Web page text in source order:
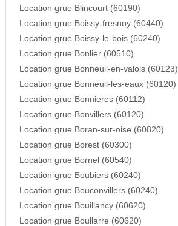
Location grue Blincourt (60190)
Location grue Boissy-fresnoy (60440)
Location grue Boissy-le-bois (60240)
Location grue Bonlier (60510)
Location grue Bonneuil-en-valois (60123)
Location grue Bonneuil-les-eaux (60120)
Location grue Bonnieres (60112)
Location grue Bonvillers (60120)
Location grue Boran-sur-oise (60820)
Location grue Borest (60300)
Location grue Bornel (60540)
Location grue Boubiers (60240)
Location grue Bouconvillers (60240)
Location grue Bouillancy (60620)
Location grue Boullarre (60620)